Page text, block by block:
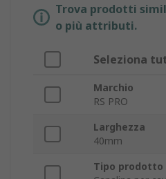
Trova prodotti
o più attributi.
Seleziona
Marchio
RS PRO
Larghezza
40mm
Tipo prodotto